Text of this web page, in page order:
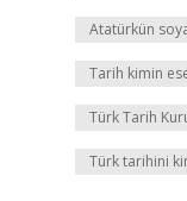
Atatürkün
Tarih kimin
Türk Tarih
Türk tarihini